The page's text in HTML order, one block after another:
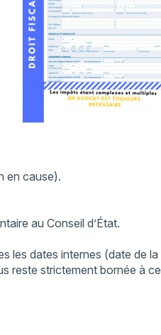
en cause).
au Conseil d’État.
les dates internes (date de la
reste strictement bornée à ce